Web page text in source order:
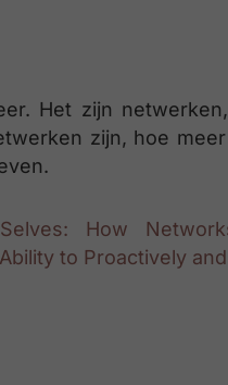
Het zijn
zijn, hoe
How
to Proactively